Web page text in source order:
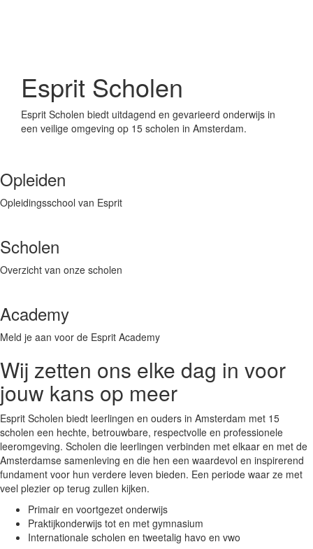
Esprit Scholen
Esprit Scholen biedt uitdagend en gevarieerd onderwijs in
een veilige omgeving op 15 scholen in Amsterdam.
Opleiden
Opleidingsschool van Esprit
Scholen
Overzicht van onze scholen
Academy
Meld je aan voor de Esprit Academy
Wij zetten ons elke dag in voor
jouw kans op meer
Esprit Scholen biedt leerlingen en ouders in Amsterdam met 15
scholen een hechte, betrouwbare, respectvolle en professionele
leeromgeving. Scholen die leerlingen verbinden met elkaar en met de
Amsterdamse samenleving en die hen een waardevol en inspirerend
fundament voor hun verdere leven bieden. Een periode waar ze met
veel plezier op terug zullen kijken.
Primair en voortgezet onderwijs
Praktijkonderwijs tot en met gymnasium
Internationale scholen en tweetalig havo en vwo